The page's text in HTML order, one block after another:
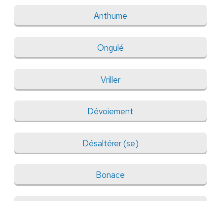
Anthume
Ongulé
Vriller
Dévoiement
Désaltérer (se)
Bonace